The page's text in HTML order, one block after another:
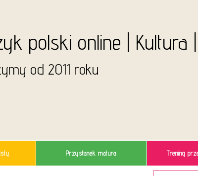
polski online | Kultura
od 2011 roku
Przystanek matura Trening